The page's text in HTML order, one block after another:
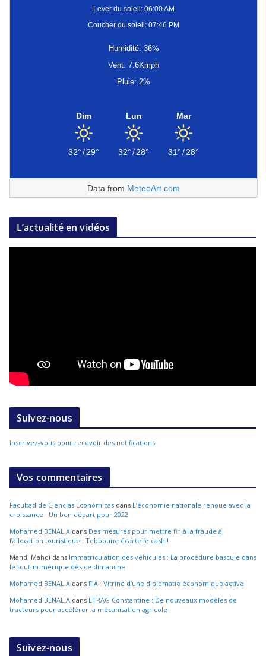
Lever du soleil: 06:00 AM
Coucher du soleil: 07:46 PM
Humidité: 36%
Vent: 7.6Kmph
Pluie: 2%
Dim
32°/29°
Lun
32°/28°
Mar
31°/28°
Data from MeteoArt.com
L’actualité en vidéos
Suivez-nous
Inscrivez-vous pour recevoir des notifications
Vos commentaires
Facultad de Ciencias Económicas dans L’économie nationale renoue avec la
croissance : Un bon départ pour 2022
Mohamed BENALIA dans Des mesures pour mettre fin à la fraude à
l’allocation touristique : Tebboune écarte le cash !
Mahdi Mahdi dans Immatriculation des véhicules : La procédure bascule dans
le tout-numérique dès ce dimanche
Mohamed BENALIA dans FIA : Vitrine d’une diplomatie économique active
Mohamed BENALIA dans ETRAG Constantine : De nouveaux modèles de
tracteurs pour accélérer la mécanisation agricole
Suivez-nous